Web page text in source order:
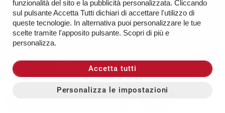
TORNA IN CIMA
Copyright © 2026 Busto Motor Company Srl - P.IVA 03479320123 -
Leggi l'informativa sulla privacy
Sito creato da:
funzionalità del sito e la pubblicità personalizzata. Cliccando
sul pulsante Accetta Tutti dichiari di accettare l'utilizzo di
queste tecnologie. In alternativa puoi personalizzare le tue
scelte tramite l'apposito pulsante. Scopri di più e
personalizza.
Accetta tutti
Personalizza le impostazioni